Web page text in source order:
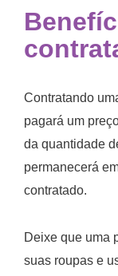
Contratando
pagará um
da quantidade
permanecerá
contratado.
Deixe que uma
suas roupas e